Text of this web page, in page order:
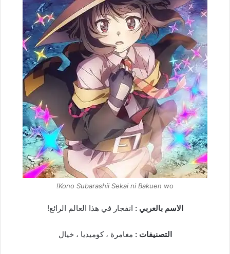
Kono Subarashii Sekai ni Bakuen wo!
الاسم بالعربي : انفجار في هذا العالم الرائع!
التصنيفات : مغامرة ، كوميديا ، خيال